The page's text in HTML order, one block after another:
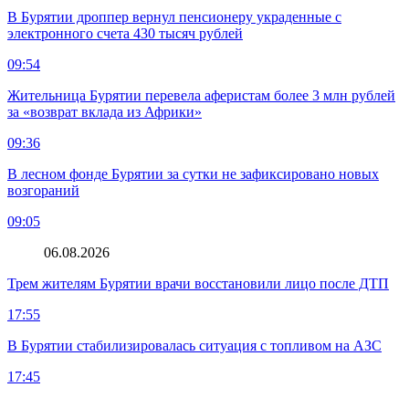
В Бурятии дроппер вернул пенсионеру украденные с
электронного счета 430 тысяч рублей
09:54
Жительница Бурятии перевела аферистам более 3 млн рублей
за «возврат вклада из Африки»
09:36
В лесном фонде Бурятии за сутки не зафиксировано новых
возгораний
09:05
06.08.2026
Трем жителям Бурятии врачи восстановили лицо после ДТП
17:55
В Бурятии стабилизировалась ситуация с топливом на АЗС
17:45